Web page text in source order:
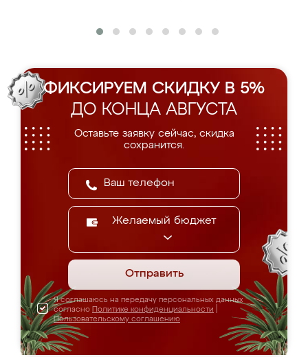
ФИКСИРУЕМ СКИДКУ В 5%
ДО КОНЦА АВГУСТА
Оставьте заявку сейчас, скидка
сохранится.
Желаемый бюджет
Отправить
Я соглашаюсь на передачу персональных данных
согласно Политике конфиденциальности
Пользовательскому соглашению